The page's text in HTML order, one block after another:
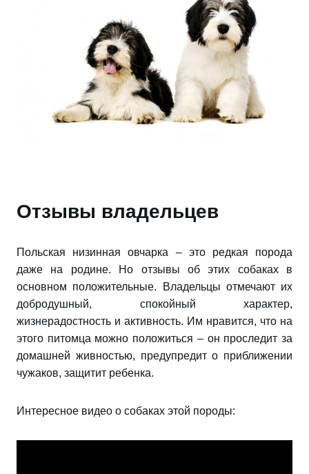
Отзывы владельцев
Польская низинная овчарка – это редкая порода
даже на родине. Но отзывы об этих собаках в
основном положительные. Владельцы отмечают их
добродушный, спокойный характер,
жизнерадостность и активность. Им нравится, что на
этого питомца можно положиться – он проследит за
домашней живностью, предупредит о приближении
чужаков, защитит ребенка.
Интересное видео о собаках этой породы: